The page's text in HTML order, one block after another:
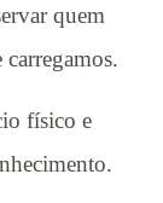
quem
físico e